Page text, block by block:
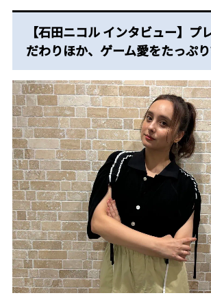
【石田ニコル インタビュー】プ
だわりほか、ゲーム愛をたっぷり